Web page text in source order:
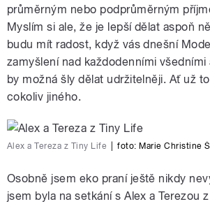
průměrným nebo podprůměrným
Myslím si ale, že je lepší dělat aspoň
budu mít radost, když vás dnešní
zamyšlení nad každodenními
by možná šly dělat udržitelněji. Ať už
cokoliv jiného.
Alex a Tereza z Tiny Life foto: Marie Christine
Osobně jsem eko praní ještě nikdy
jsem byla na setkání s Alex a Terezou